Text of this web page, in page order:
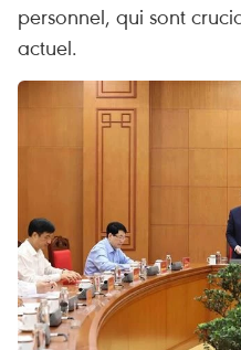
personnel, qui sont
actuel.